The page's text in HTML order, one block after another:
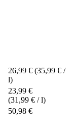
26,99 € (35,99 € /
l)
23,99 €
(31,99 € / l)
50,98 €